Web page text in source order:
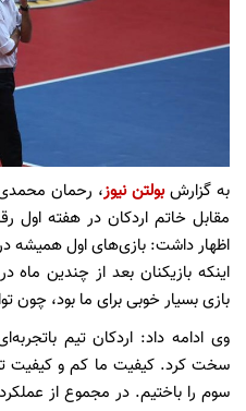
به گزارشبولتن نیوز
مقابل خاتم اردکان در هفته اول
اظهار داشت: بازی‌های اول
اینکه بازیکنان بعد از چندین
بازی بسیار خوبی برای ما بود، چون
وی ادامه داد: اردکان تیم
سخت کرد. کیفیت ما کم و کیفیت
سوم را باختیم. در مجموع از